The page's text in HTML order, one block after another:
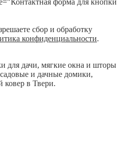
сбор и обработку
конфиденциальности.
для дачи, мягкие окна и шторы
и дачные домики,
ковер в Твери.